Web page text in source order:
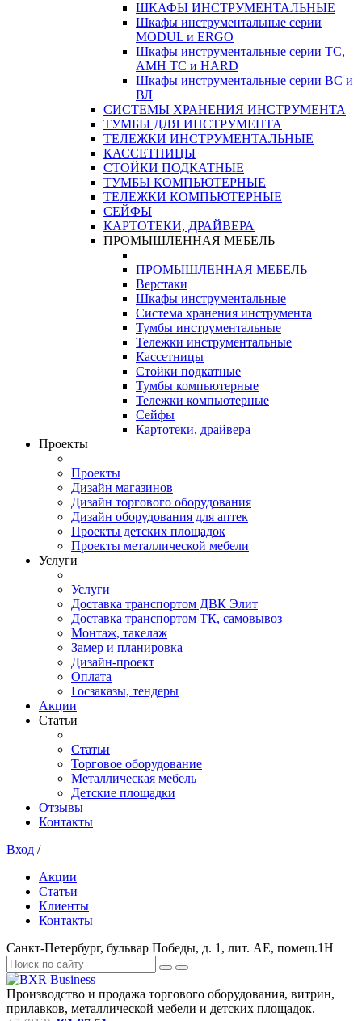
ШКАФЫ ИНСТРУМЕНТАЛЬНЫЕ
Шкафы инструментальные серии
MODUL и ERGO
Шкафы инструментальные серии ТС,
АМН ТС и HARD
Шкафы инструментальные серии ВС и
ВЛ
СИСТЕМЫ ХРАНЕНИЯ ИНСТРУМЕНТА
ТУМБЫ ДЛЯ ИНСТРУМЕНТА
ТЕЛЕЖКИ ИНСТРУМЕНТАЛЬНЫЕ
КАССЕТНИЦЫ
СТОЙКИ ПОДКАТНЫЕ
ТУМБЫ КОМПЬЮТЕРНЫЕ
ТЕЛЕЖКИ КОМПЬЮТЕРНЫЕ
СЕЙФЫ
КАРТОТЕКИ, ДРАЙВЕРА
ПРОМЫШЛЕННАЯ МЕБЕЛЬ
ПРОМЫШЛЕННАЯ МЕБЕЛЬ
Верстаки
Шкафы инструментальные
Система хранения инструмента
Тумбы инструментальные
Тележки инструментальные
Кассетницы
Стойки подкатные
Тумбы компьютерные
Тележки компьютерные
Сейфы
Картотеки, драйвера
Проекты
Проекты
Дизайн магазинов
Дизайн торгового оборудования
Дизайн оборудования для аптек
Проекты детских площадок
Проекты металлической мебели
Услуги
Услуги
Доставка транспортом ДВК Элит
Доставка транспортом ТК, самовывоз
Монтаж, такелаж
Замер и планировка
Дизайн-проект
Оплата
Госзаказы, тендеры
Акции
Статьи
Статьи
Торговое оборудование
Металлическая мебель
Детские площадки
Отзывы
Контакты
Вход /
Акции
Статьи
Клиенты
Контакты
Санкт-Петербург, бульвар Победы, д. 1, лит. АЕ, помещ.1Н
Производство и продажа торгового оборудования, витрин,
прилавков, металлической мебели и детских площадок.